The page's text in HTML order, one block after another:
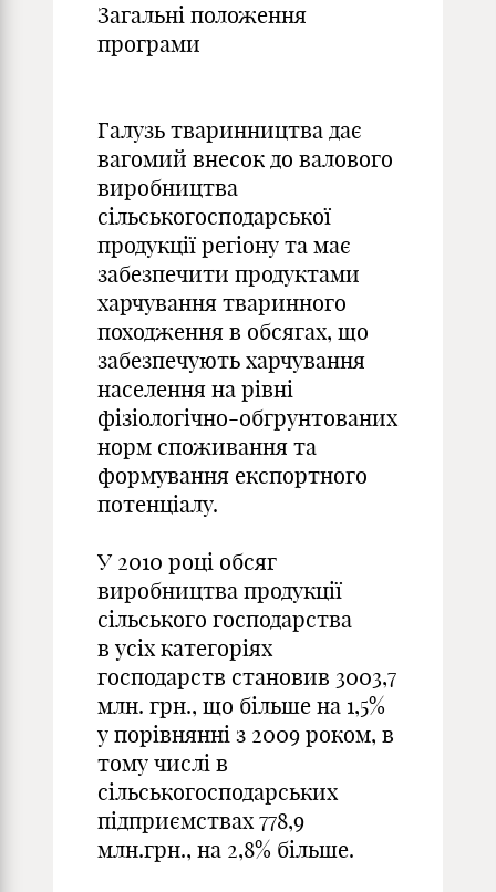
Загальні положення
програми
Галузь тваринництва дає
вагомий внесок до валового
виробництва
сільськогосподарської
продукції регіону та має
забезпечити продуктами
харчування тваринного
походження в обсягах, що
забезпечують харчування
населення на рівні
фізіологічно-обгрунтованих
норм споживання та
формування експортного
потенціалу.
У 2010 році обсяг
виробництва продукції
сільського господарства
в усіх категоріях
господарств становив 3003,7
млн. грн., що більше на 1,5%
у порівнянні з 2009 роком, в
тому числі в
сільськогосподарських
підприємствах 778,9
млн.грн., на 2,8% більше.